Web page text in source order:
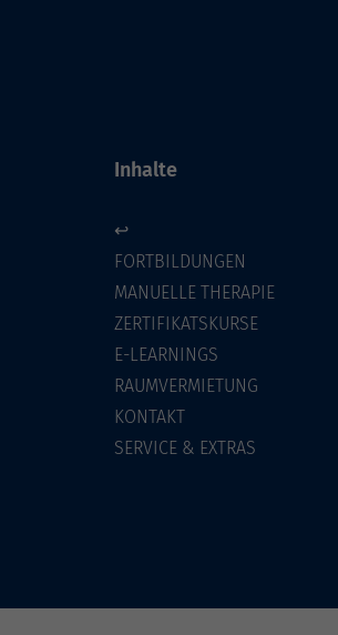
Inhalte
↩
FORTBILDUNGEN
MANUELLE THERAPIE
ZERTIFIKATSKURSE
E-LEARNINGS
RAUMVERMIETUNG
KONTAKT
SERVICE & EXTRAS